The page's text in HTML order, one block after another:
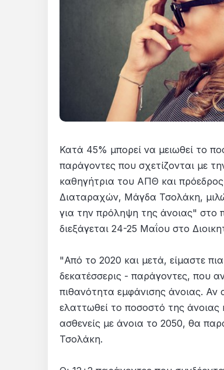
Κατά 45% μπορεί να μειωθεί το
παράγοντες που σχετίζονται με
καθηγήτρια του ΑΠΘ και
Διαταραχών, Μάγδα Τσολάκη,
για την πρόληψη της άνοιας" στο
διεξάγεται 24-25 Μαΐου στο
"Από το 2020 και μετά, είμαστε
δεκατέσσερις - παράγοντες, που
πιθανότητα εμφάνισης άνοιας.
ελαττωθεί το ποσοστό της
ασθενείς με άνοια το 2050, θα
Τσολάκη.